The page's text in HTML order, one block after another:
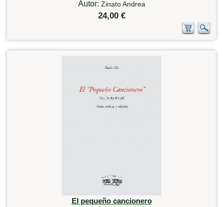
Autor: Zinato Andrea
24,00 €
El pequeño cancionero